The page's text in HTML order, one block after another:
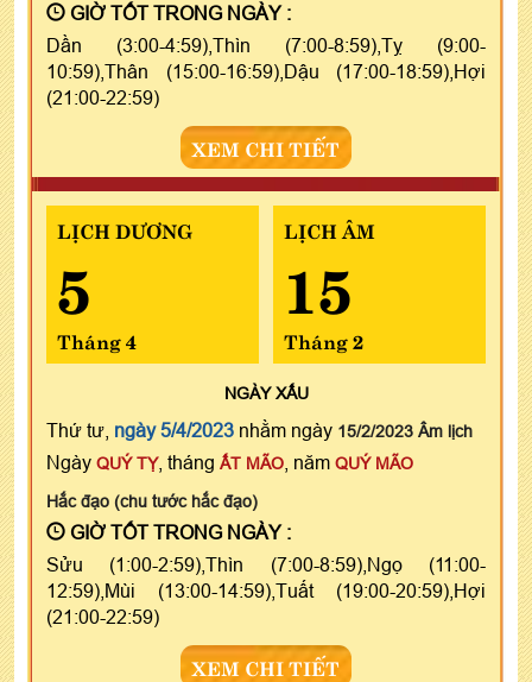
GIỜ TỐT TRONG NGÀY :
Dần (3:00-4:59),Thìn (7:00-8:59),Tỵ (9:00-
10:59),Thân (15:00-16:59),Dậu (17:00-18:59),Hợi
(21:00-22:59)
XEM CHI TIẾT
LỊCH DƯƠNG
5
Tháng 4
LỊCH ÂM
15
Tháng 2
NGÀYXẤU
Thứ tư, ngày 5/4/2023 nhằm ngày 15/2/2023 Âm lịch
Ngày QUÝ TỴ, tháng ẤT MÃO , năm QUÝ MÃO
Hắc đạo (chu tước hắc đạo)
GIỜ TỐT TRONG NGÀY :
Sửu (1:00-2:59),Thìn (7:00-8:59),Ngọ (11:00-
12:59),Mùi (13:00-14:59),Tuất (19:00-20:59),Hợi
(21:00-22:59)
XEM CHI TIẾT